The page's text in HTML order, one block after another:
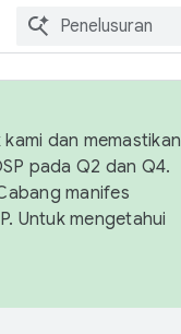
dan memastikan
pada Q2 dan Q4.
manifes
Untuk mengetahui